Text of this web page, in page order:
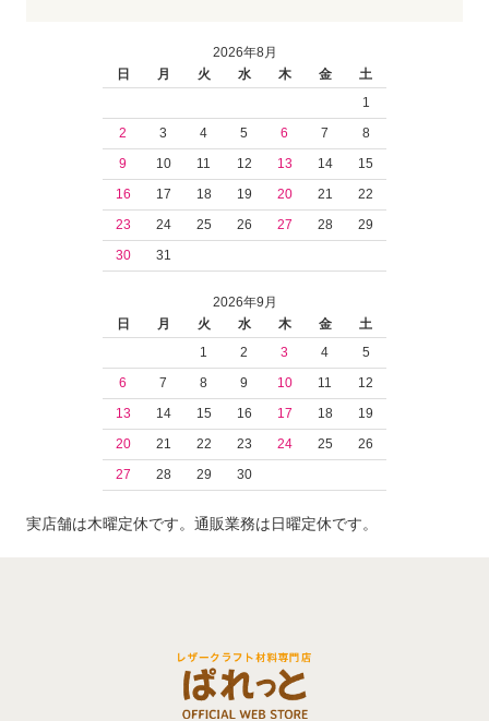
2026年8月
日
月 火 水 木 金
土
1
2
3 4 5 6 7
8
9
10 11 12 13 14
15
16
17 18 19 20 21
22
23
24 25 26 27 28
29
30
31
2026年9月
日
月 火 水 木 金
土
1
2 3 4
5
6
7 8 9 10 11
12
13
14 15 16 17 18
19
20
21 22 23 24 25
26
27
28 29 30
実店舗は木曜定休です。通販業務は日曜定休です。